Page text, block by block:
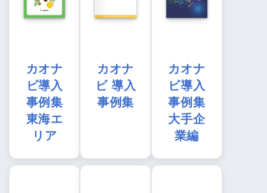
カオナ
ビ導入
事例集
東海エ
リア
カオナ
ビ 導入
事例集
カオナ
ビ導入
事例集
大手企
業編